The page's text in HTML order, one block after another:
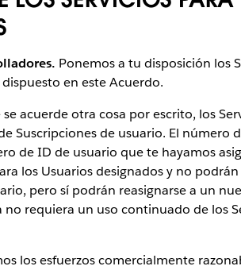
Ponemos a tu disposición los
en este Acuerdo.
acuerde otra cosa por escrito, los
Suscripciones de usuario. El número
de ID de usuario que te hayamos
los Usuarios designados y no podrán
pero sí podrán reasignarse a un
requiera un uso continuado de los
los esfuerzos comercialmente